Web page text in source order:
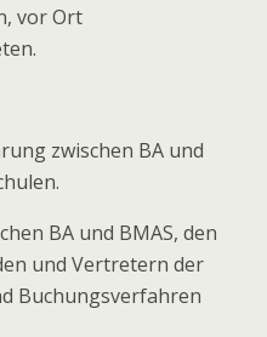
vor Ort
zwischen BA und
BA und BMAS, den
und Vertretern der
Buchungsverfahren